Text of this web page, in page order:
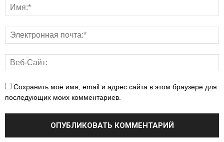
Сохранить моё имя, email и адрес сайта в этом браузере для
последующих моих комментариев.